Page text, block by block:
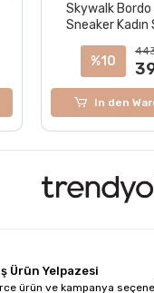
Skywalk Bordo
Sneaker Kadın
%10
In den
Ürün Yelpazesi
ürün ve kampanya